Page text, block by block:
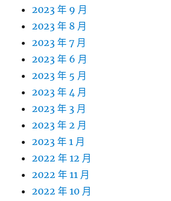
2023 年 9 月
2023 年 8 月
2023 年 7 月
2023 年 6 月
2023 年 5 月
2023 年 4 月
2023 年 3 月
2023 年 2 月
2023 年 1 月
2022 年 12 月
2022 年 11 月
2022 年 10 月